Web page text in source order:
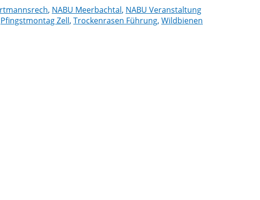
, NABU Meerbachtal, NABU Veranstaltung
Pfingstmontag Zell, Trockenrasen Führung, Wildbienen